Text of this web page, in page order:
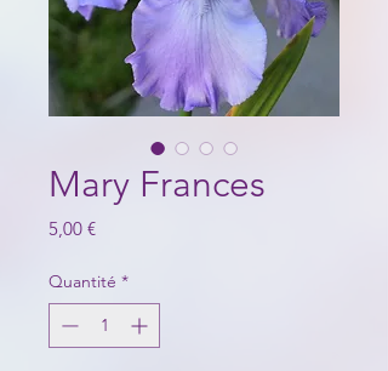
Mary Frances
5,00 €Prix
Quantité *